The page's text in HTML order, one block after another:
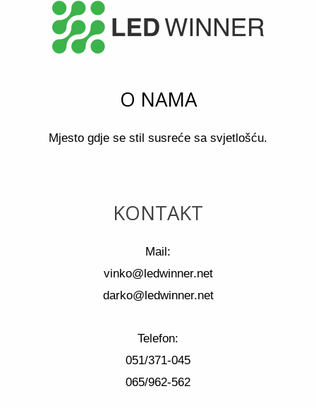
O NAMA
Mjesto gdje se stil susreće sa svjetlošću.
KONTAKT
Mail:
vinko@ledwinner.net
darko@ledwinner.net
Telefon:
051/371-045
065/962-562